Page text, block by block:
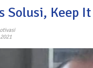
Solusi, Keep